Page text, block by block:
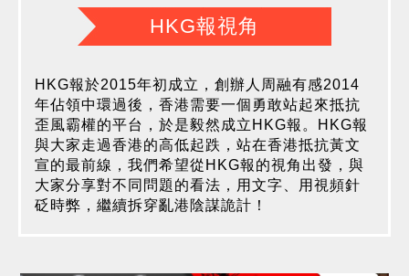
HKG報視角
HKG報於2015年初成立，創辦人周融有感2014
年佔領中環過後，香港需要一個勇敢站起來抵抗
歪風霸權的平台，於是毅然成立HKG報。HKG報
與大家走過香港的高低起跌，站在香港抵抗黃文
宣的最前線，我們希望從HKG報的視角出發，與
大家分享對不同問題的看法，用文字、用視頻針
砭時弊，繼續拆穿亂港陰謀詭計！